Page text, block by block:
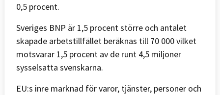
0,5 procent.
Sveriges BNP är 1,5 procent större och antalet
skapade arbetstillfället beräknas till 70 000 vilket
motsvarar 1,5 procent av de runt 4,5 miljoner
sysselsatta svenskarna.
EU:s inre marknad för varor, tjänster, personer och